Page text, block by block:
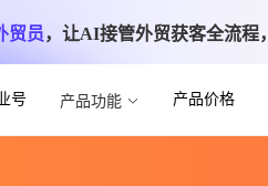
贸员，让AI接管外贸获客全流程，
号 产品功能 产品价格